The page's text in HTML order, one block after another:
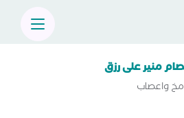
منير على رزق
مخ واعصاب